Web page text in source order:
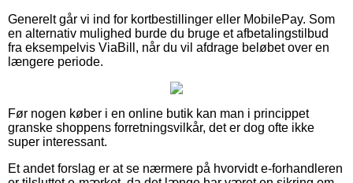
Generelt går vi ind for kortbestillinger eller MobilePay. Som
en alternativ mulighed burde du bruge et afbetalingstilbud
fra eksempelvis ViaBill, når du vil afdrage beløbet over en
længere periode.
Før nogen køber i en online butik kan man i princippet
granske shoppens forretningsvilkår, det er dog ofte ikke
super interessant.
Et andet forslag er at se nærmere på hvorvidt e-forhandleren